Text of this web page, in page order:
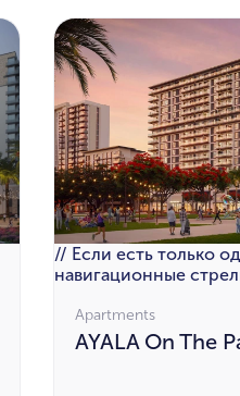
// Если есть только
навигационные
Apartments
AYALA On The